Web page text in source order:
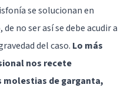
se solucionan en
no ser así se debe acudir a
del caso. Lo más
nos recete
molestias de garganta,